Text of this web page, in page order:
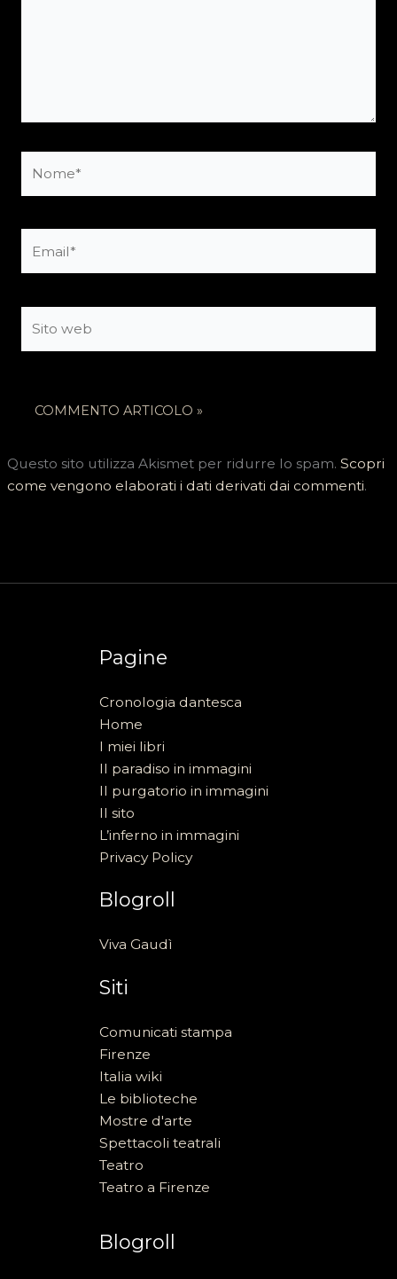
web
Questo sito utilizza Akismet per ridurre lo spam.Scopri
come vengono elaborati i dati derivati dai commenti.
Pagine
Cronologia dantesca
Home
I miei libri
Il paradiso in immagini
Il purgatorio in immagini
Il sito
L’inferno in immagini
Privacy Policy
Blogroll
Viva Gaudì
Siti
Comunicati stampa
Firenze
Italia wiki
Le biblioteche
Mostre d'arte
Spettacoli teatrali
Teatro
Teatro a Firenze
Blogroll